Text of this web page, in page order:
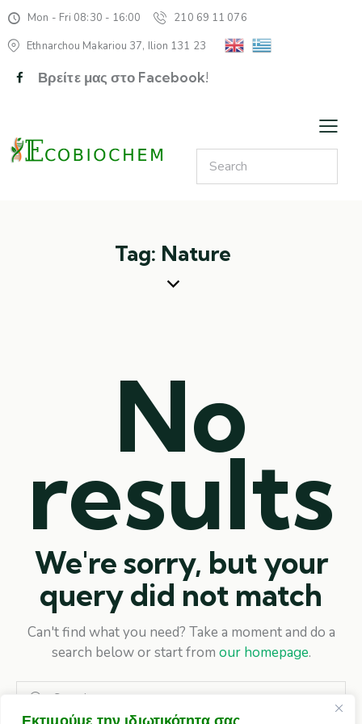
Mon - Fri 08:30 - 16:00
210 69 11 076
Ethnarchou Makariou 37, Ilion 131 23
Βρείτε μας στο Facebook!
Tag: Nature
No
results
We're sorry, but your
query did not match
Can't find what you need? Take a moment and do a
search below or start from our homepage.